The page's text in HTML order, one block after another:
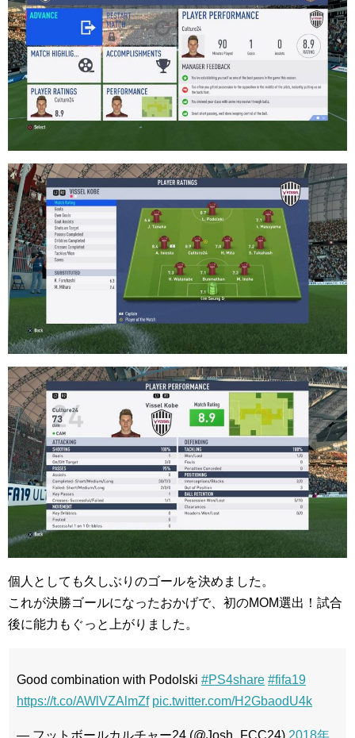
個人としても久しぶりのゴールを決めました。
これが決勝ゴールになったおかげで、初のMOM選出！試合
後に能力もぐっと上がりました。
Good combination with Podolski #PS4share #fifa19
https://t.co/AWlVZAlmZf pic.twitter.com/H2GbaodU4k